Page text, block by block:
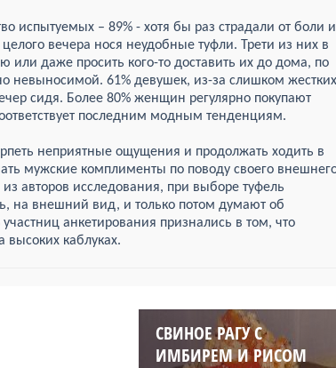
испытуемых – 89% - хотя бы раз страдали от боли и
вечера нося неудобные туфли. Трети из них в
или даже просить кого-то доставить их до дома, по
невыносимой. 61% девушек, из-за слишком жестких
сидя. Более 80% женщин регулярно покупают
последним модным тенденциям.
неприятные ощущения и продолжать ходить в
мужские комплименты по поводу своего
авторов исследования, при выборе туфель
на внешний вид, и только потом думают об
анкетирования признались в том, что
высоких каблуках.
СВИНОЕ РАГУ С
ИМБИРЕМ И РИСОМ